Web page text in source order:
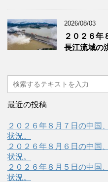
2026/08/03
２０２６年
長江流域の
最近の投稿
２０２６年８月７日の中国
状況。
２０２６年８月６日の中国
状況。
２０２６年８月５日の中国
状況。